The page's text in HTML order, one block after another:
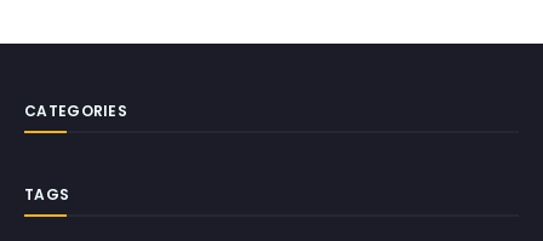
CATEGORIES
TAGS